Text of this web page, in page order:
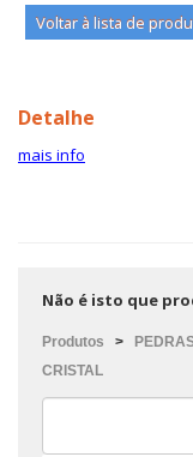
Voltar à lista de
Detalhe
mais info
Não é isto que
Produtos >
CRISTAL